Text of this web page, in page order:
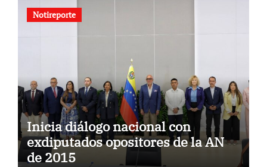
Notireporte
Inicia diálogo nacional con
exdiputados opositores de la AN
de 2015